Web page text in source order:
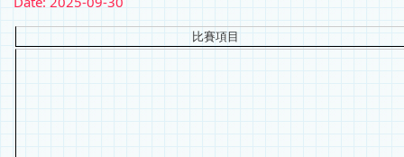
比賽項目